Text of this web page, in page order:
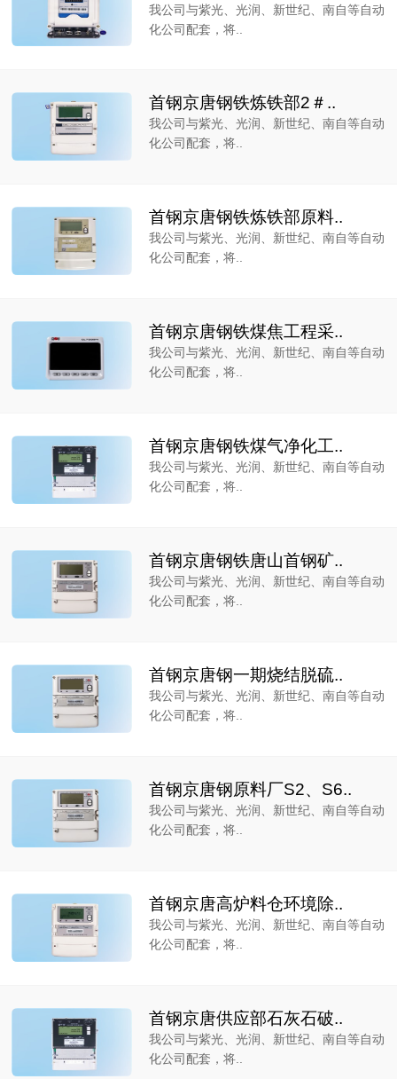
我公司与紫光、光润、新世纪、南自等自动
化公司配套，将..
首钢京唐钢铁炼铁部2＃..
我公司与紫光、光润、新世纪、南自等自动
化公司配套，将..
首钢京唐钢铁炼铁部原料..
我公司与紫光、光润、新世纪、南自等自动
化公司配套，将..
首钢京唐钢铁煤焦工程采..
我公司与紫光、光润、新世纪、南自等自动
化公司配套，将..
首钢京唐钢铁煤气净化工..
我公司与紫光、光润、新世纪、南自等自动
化公司配套，将..
首钢京唐钢铁唐山首钢矿..
我公司与紫光、光润、新世纪、南自等自动
化公司配套，将..
首钢京唐钢一期烧结脱硫..
我公司与紫光、光润、新世纪、南自等自动
化公司配套，将..
首钢京唐钢原料厂S2、S6..
我公司与紫光、光润、新世纪、南自等自动
化公司配套，将..
首钢京唐高炉料仓环境除..
我公司与紫光、光润、新世纪、南自等自动
化公司配套，将..
首钢京唐供应部石灰石破..
我公司与紫光、光润、新世纪、南自等自动
化公司配套，将..